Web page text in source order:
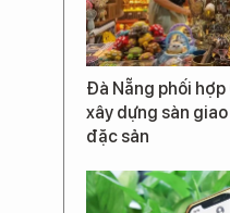
Đà Nẵng phối hợp
xây dựng sàn
đặc sản